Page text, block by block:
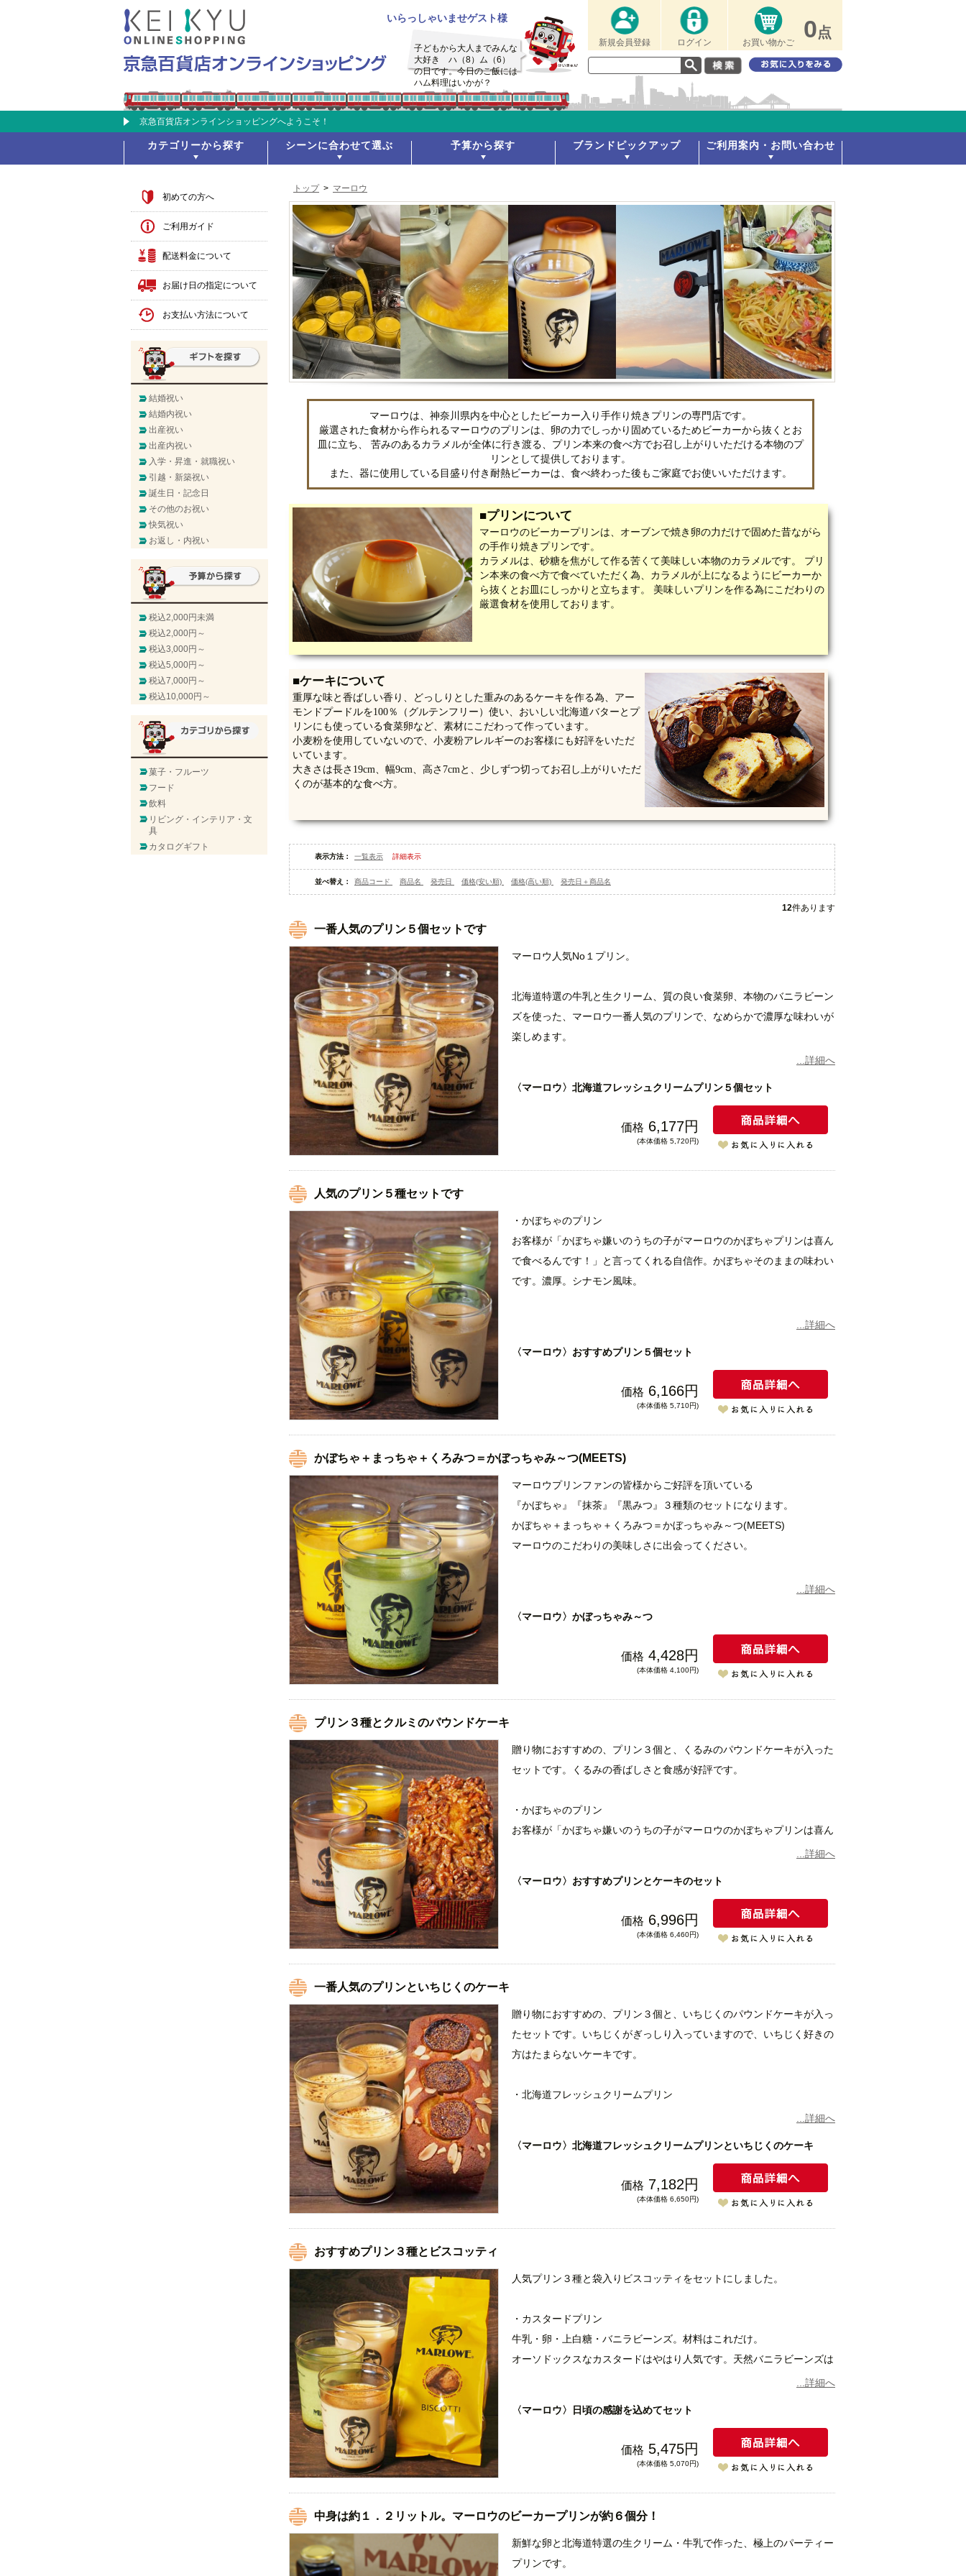
いらっしゃいませゲスト様
子どもから大人までみんな
大好き ハ（8）ム（6）
の日です。今日のご飯には
ハム料理はいかが？
新規会員登録 ログイン お買い物かご 0点
京急百貨店オンラインショッピングへようこそ！
カテゴリーから探す シーンに合わせて選ぶ 予算から探す ブランドピックアップ ご利用案内・お問い合わせ
トップ > マーロウ
マーロウは、神奈川県内を中心としたビーカー入り手作り焼きプリンの専門店です。
厳選された食材から作られるマーロウのプリンは、卵の力でしっかり固めているためビーカーから抜くとお
皿に立ち、 苦みのあるカラメルが全体に行き渡る、プリン本来の食べ方でお召し上がりいただける本物のプ
リンとして提供しております。
また、器に使用している目盛り付き耐熱ビーカーは、食べ終わった後もご家庭でお使いいただけます。
■プリンについて
マーロウのビーカープリンは、オーブンで焼き卵の力だけで固めた昔ながら
の手作り焼きプリンです。
カラメルは、砂糖を焦がして作る苦くて美味しい本物のカラメルです。 プリ
ン本来の食べ方で食べていただく為、カラメルが上になるようにビーカーか
ら抜くとお皿にしっかりと立ちます。 美味しいプリンを作る為にこだわりの
厳選食材を使用しております。
■ケーキについて
重厚な味と香ばしい香り、どっしりとした重みのあるケーキを作る為、アー
モンドプードルを100％（グルテンフリー）使い、おいしい北海道バターとプ
リンにも使っている食菜卵など、素材にこだわって作っています。
小麦粉を使用していないので、小麦粉アレルギーのお客様にも好評をいただ
いています。
大きさは長さ19cm、幅9cm、高さ7cmと、少しずつ切ってお召し上がりいただ
くのが基本的な食べ方。
表示方法： 一覧表示 詳細表示
並べ替え： 商品コード 商品名 発売日 価格(安い順) 価格(高い順) 発売日＋商品名
12件あります
一番人気のプリン５個セットです
マーロウ人気No１プリン。
北海道特選の牛乳と生クリーム、質の良い食菜卵、本物のバニラビーン
ズを使った、マーロウ一番人気のプリンで、なめらかで濃厚な味わいが
楽しめます。
お皿に抜いた時しっかりと立ちますので、カラメルがプリン全体にいき
...詳細へ
〈マーロウ〉北海道フレッシュクリームプリン５個セット
価格 6,177円
(本体価格 5,720円)
人気のプリン５種セットです
・かぼちゃのプリン
お客様が「かぼちゃ嫌いのうちの子がマーロウのかぼちゃプリンは喜ん
で食べるんです！」と言ってくれる自信作。かぼちゃそのままの味わい
です。濃厚。シナモン風味。
す。生クリームもたっぷりで コクと香りが素晴らしいプリンです。
・北海道フレッシュクリームプリン
マーロウ人気No１プリン。
北海道特選の牛乳と生クリーム、質の良い食菜卵、本物のバニラビーン
ズを使った、マーロウ一番人気のプリンで、なめらかで濃厚な味わいが
ン全体にいきわたる事で、プリン本来の食べ方で美味しくお召し上がり
チョコレートシロップとスイスフェルクリン社の高級ココアで作りまし
り付け。
...詳細へ
〈マーロウ〉おすすめプリン５個セット
価格 6,166円
(本体価格 5,710円)
かぼちゃ＋まっちゃ＋くろみつ＝かぼっちゃみ～つ(MEETS)
マーロウプリンファンの皆様からご好評を頂いている
『かぼちゃ』『抹茶』『黒みつ』３種類のセットになります。
かぼちゃ＋まっちゃ＋くろみつ＝かぼっちゃみ～つ(MEETS)
マーロウのこだわりの美味しさに出会ってください。
・黒みつのプリン
とうきびが原料のラム酒で香りをつけました。マーロウスタッフにもフ
ァンがとても多いプリンです。
...詳細へ
〈マーロウ〉かぼっちゃみ～つ
価格 4,428円
(本体価格 4,100円)
プリン３種とクルミのパウンドケーキ
贈り物におすすめの、プリン３個と、くるみのパウンドケーキが入った
セットです。くるみの香ばしさと食感が好評です。
・かぼちゃのプリン
お客様が「かぼちゃ嫌いのうちの子がマーロウのかぼちゃプリンは喜ん
で食べるんです！」と言ってくれる自信作。かぼちゃそのままの味わい
マーロウ人気No１プリン。
ン全体にいきわたる事で、プリン本来の食べ方で美味しくお召し上がり
いただけます。
チョコレートシロップとスイスフェルクリン社の高級ココアで作りまし
た。チョコレートと生クリームの相性は抜群。ココナッツピューレで香
上にくるみをたっぷりのせて焼き上げました。くるみのカリカリ感と生
アーモンド生地の美味しさが一番わかるケーキです。重厚な味と香り、
い、おいしい 北海道バターと新鮮な卵など素材にこだわって作ってい
一つ一つ手作りのマーロウ自慢のパウンドケーキをぜひお召し上がり下
さい。
...詳細へ
〈マーロウ〉おすすめプリンとケーキのセット
価格 6,996円
(本体価格 6,460円)
一番人気のプリンといちじくのケーキ
贈り物におすすめの、プリン３個と、いちじくのパウンドケーキが入っ
たセットです。いちじくがぎっしり入っていますので、いちじく好きの
方はたまらないケーキです。
・北海道フレッシュクリームプリン
ズを使った、マーロウ一番人気のプリンで、なめらかで濃厚な味わいが
楽しめます。お皿に抜いた時しっかりと立ちますので、カラメルがプリ
ン全体にいきわたる事で、プリン本来の食べ方で美味しくお召し上がり
中にはいちじくがたっぷり入っています。いちじくのケーキはめずらし
です！
上にはアーモンドスライスをちりばめています。噛んだ時の種のプチプ
チ感がGOODです。
重厚な味と香り、ドッシリとした重みのあるケーキを作る為、１００％
アーモンド粉を使い、おいしい 北海道バターと新鮮な卵など素材にこ
だわって作っています。一つ一つ手作りのマーロウ自慢のパウンドケー
...詳細へ
〈マーロウ〉北海道フレッシュクリームプリンといちじくのケーキ
価格 7,182円
(本体価格 6,650円)
おすすめプリン３種とビスコッティ
人気プリン３種と袋入りビスコッティをセットにしました。
・カスタードプリン
牛乳・卵・上白糖・バニラビーンズ。材料はこれだけ。
オーソドックスなカスタードはやはり人気です。天然バニラビーンズは
・北海道フレッシュクリームプリン
北海道特選の牛乳と生クリーム、質の良い食菜卵、本物のバニラビーン
ン全体にいきわたる事で、プリン本来の食べ方で美味しくお召し上がり
いただけます。
...詳細へ
〈マーロウ〉日頃の感謝を込めてセット
価格 5,475円
(本体価格 5,070円)
中身は約１．２リットル。マーロウのビーカープリンが約６個分！
新鮮な卵と北海道特選の生クリーム・牛乳で作った、極上のパーティー
プリンです。
初めての方へ
ご利用ガイド
配送料金について
お届け日の指定について
お支払い方法について
結婚祝い
結婚内祝い
出産祝い
出産内祝い
入学・昇進・就職祝い
引越・新築祝い
誕生日・記念日
その他のお祝い
快気祝い
お返し・内祝い
税込2,000円未満
税込2,000円～
税込3,000円～
税込5,000円～
税込7,000円～
税込10,000円～
菓子・フルーツ
フード
飲料
リビング・インテリア・文
具
カタログギフト